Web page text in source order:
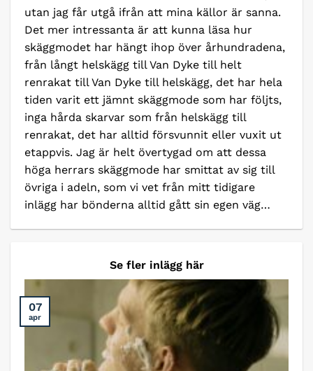
utan jag får utgå ifrån att mina källor är sanna.
Det mer intressanta är att kunna läsa hur
skäggmodet har hängt ihop över århundradena,
från långt helskägg till Van Dyke till helt
renrakat till Van Dyke till helskägg, det har hela
tiden varit ett jämnt skäggmode som har följts,
inga hårda skarvar som från helskägg till
renrakat, det har alltid försvunnit eller vuxit ut
etappvis. Jag är helt övertygad om att dessa
höga herrars skäggmode har smittat av sig till
övriga i adeln, som vi vet från mitt tidigare
inlägg har bönderna alltid gått sin egen väg…
Se fler inlägg här
07
apr